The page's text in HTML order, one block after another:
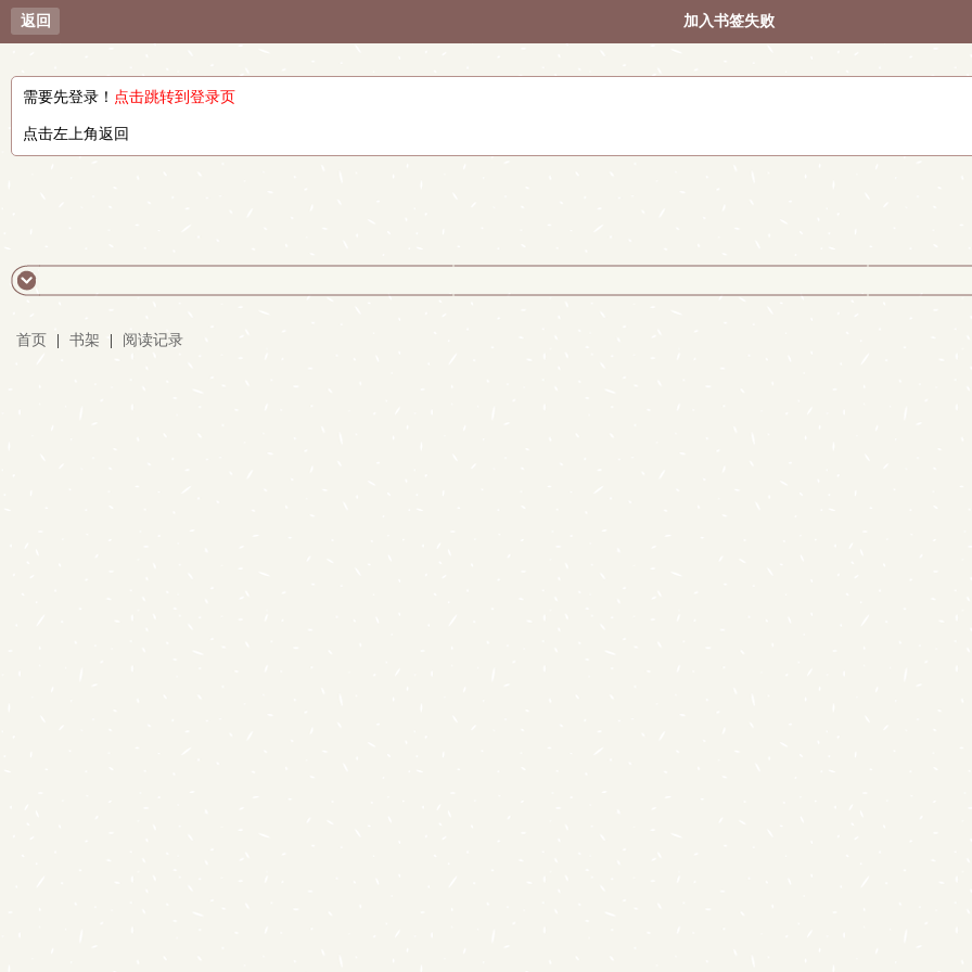
返回 加入书签失败
需要先登录！ 点击跳转到登录页
点击左上角返回
首页 书架 阅读记录